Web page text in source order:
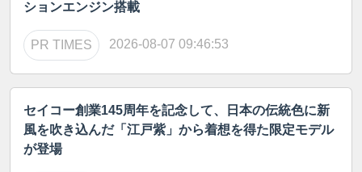
ションエンジン搭載
PR TIMES 2026-08-07 09:46:53
セイコー創業145周年を記念して、日本の伝統色に新
風を吹き込んだ「江戸紫」から着想を得た限定モデル
が登場